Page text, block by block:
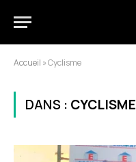
Accueil »Cyclisme
DANS : CYCLISME